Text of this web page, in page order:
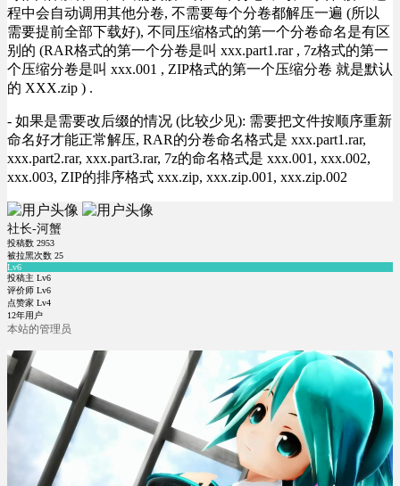
程中会自动调用其他分卷, 不需要每个分卷都解压一遍 (所以
需要提前全部下载好), 不同压缩格式的第一个分卷命名是有区
别的 (RAR格式的第一个分卷是叫 xxx.part1.rar , 7z格式的第一
个压缩分卷是叫 xxx.001 , ZIP格式的第一个压缩分卷 就是默认
的 XXX.zip ) .
- 如果是需要改后缀的情况 (比较少见): 需要把文件按顺序重新
命名好才能正常解压, RAR的分卷命名格式是 xxx.part1.rar,
xxx.part2.rar, xxx.part3.rar, 7z的命名格式是 xxx.001, xxx.002,
xxx.003, ZIP的排序格式 xxx.zip, xxx.zip.001, xxx.zip.002
社长-河蟹
投稿数 2953
被拉黑次数 25
Lv6
投稿主 Lv6
评价师 Lv6
点赞家 Lv4
12年用户
本站的管理员